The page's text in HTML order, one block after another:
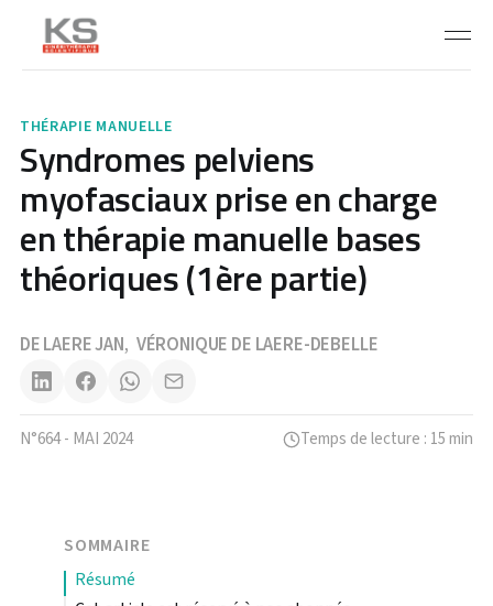
THÉRAPIE MANUELLE
Syndromes pelviens
myofasciaux prise en charge
en thérapie manuelle bases
théoriques (1ère partie)
DE LAERE JAN, VÉRONIQUE DE LAERE-DEBELLE
N°664 - MAI 2024 Temps de lecture : 15 min
SOMMAIRE
résumé